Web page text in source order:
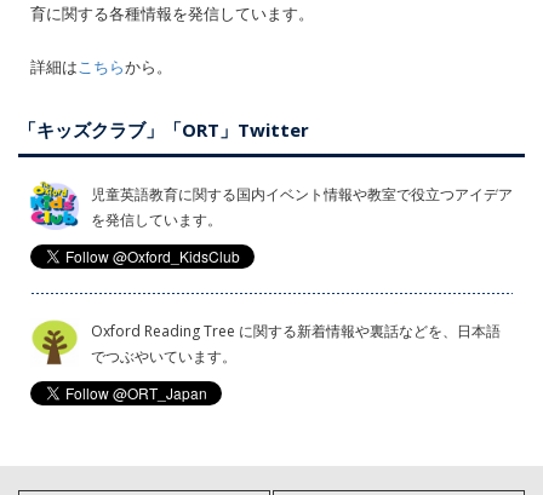
育に関する各種情報を発信しています。
詳細はこちらから。
「キッズクラブ」「ORT」Twitter
児童英語教育に関する国内イベント情報や教室で役立つアイデア
を発信しています。
Oxford Reading Tree に関する新着情報や裏話などを、日本語
でつぶやいています。